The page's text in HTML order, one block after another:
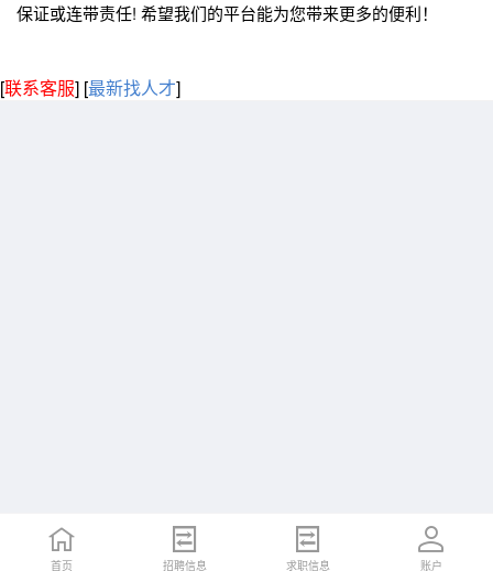
保证或连带责任! 希望我们的平台能为您带来更多的便利！
[联系客服] [最新找人才]
首页 招聘信息 求职信息 账户